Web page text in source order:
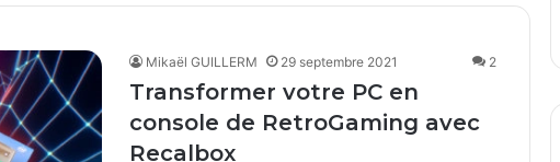
Mikaël GUILLERM 29 septembre 2021 2
Transformer votre PC en
console de RetroGaming avec
Recalbox